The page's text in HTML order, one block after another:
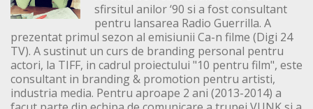
sfirsitul anilor ‘90 si a fost consultant
pentru lansarea Radio Guerrilla. A
prezentat primul sezon al emisiunii Ca-n filme (Digi 24
TV). A sustinut un curs de branding personal pentru
actori, la TIFF, in cadrul proiectului "10 pentru film", este
consultant in branding & promotion pentru artisti,
industria media. Pentru aproape 2 ani (2013-2014) a